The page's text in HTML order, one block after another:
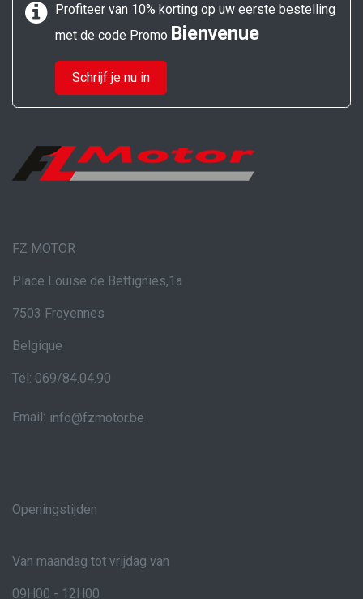
Profiteer van 10% korting op uw eerste bestelling
met de code Promo Bienvenue
Schrijf je nu in
FZ MOTOR
Place Louise de Bettignies,1a
7503 Froyennes
Belgique
Tél: 069/84.04.90
Email: info@fzmotor.be
Openingstijden
Van maandag tot vrijdag van
09H00 - 12H00